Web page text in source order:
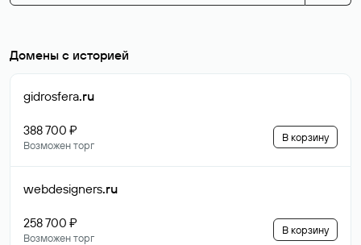
Домены с историей
gidrosfera.ru
388 700 ₽
Возможен торг
В корзину
webdesigners.ru
258 700 ₽
Возможен торг
В корзину